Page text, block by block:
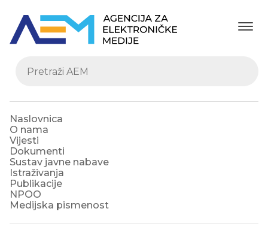
Naslovnica
O nama
Vijesti
Dokumenti
Sustav javne nabave
Istraživanja
Publikacije
NPOO
Medijska pismenost